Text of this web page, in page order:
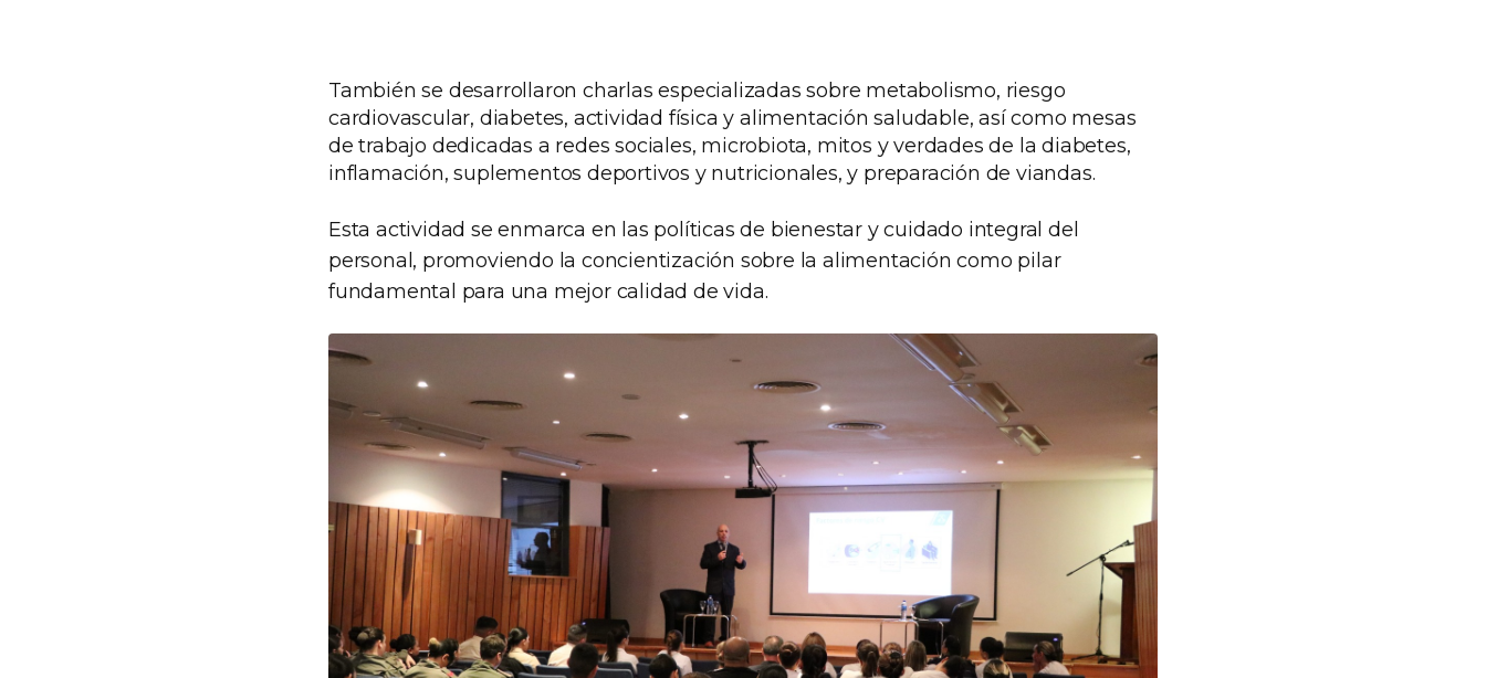
También se desarrollaron charlas especializadas sobre metabolismo, riesgo
cardiovascular, diabetes, actividad física y alimentación saludable, así como mesas
de trabajo dedicadas a redes sociales, microbiota, mitos y verdades de la diabetes,
inflamación, suplementos deportivos y nutricionales, y preparación de viandas.
Esta actividad se enmarca en las políticas de bienestar y cuidado integral del
personal, promoviendo la concientización sobre la alimentación como pilar
fundamental para una mejor calidad de vida.